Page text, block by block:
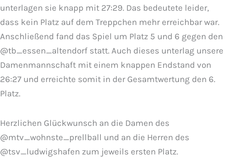
unterlagen sie knapp mit 27:29. Das bedeutete leider,
dass kein Platz auf dem Treppchen mehr erreichbar war.
Anschließend fand das Spiel um Platz 5 und 6 gegen den
@tb_essen_altendorf statt. Auch dieses unterlag unsere
Damenmannschaft mit einem knappen Endstand von
26:27 und erreichte somit in der Gesamtwertung den 6.
Platz.
Herzlichen Glückwunsch an die Damen des
@mtv_wohnste_prellball und an die Herren des
@tsv_ludwigshafen zum jeweils ersten Platz.